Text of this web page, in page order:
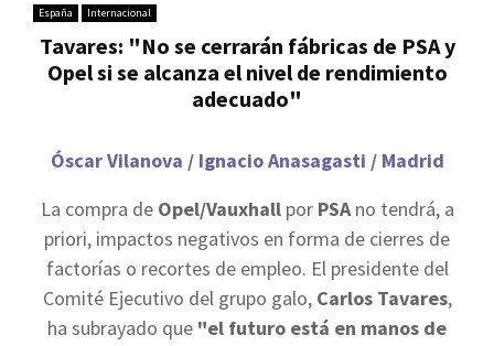
España Internacional
Tavares: "No se cerrarán fábricas de PSA y
Opel si se alcanza el nivel de rendimiento
adecuado"
Óscar Vilanova / Ignacio Anasagasti / Madrid
La compra de Opel/Vauxhallpor PSAno tendrá, a
priori, impactos negativos en forma de cierres de
factorías o recortes de empleo. El presidente del
Comité Ejecutivo del grupo galo, Carlos Tavares,
ha subrayado que "el futuro está en manos de